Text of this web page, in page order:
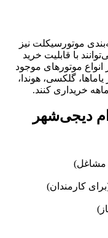
موتورسیکلت نیز
با قابلیت خرید
موتورهای موجود
گلکسی، هوندا،
دیجی‌شهر
مشاغل)
کارمندان)